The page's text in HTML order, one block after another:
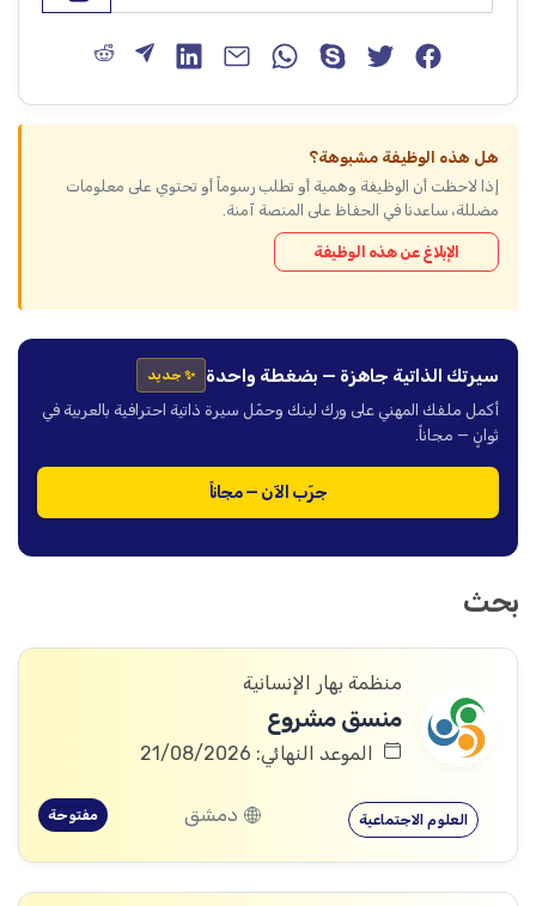
هل هذه الوظيفة مشبوهة؟
إذا لاحظت أن الوظيفة وهمية أو تطلب رسوماً أو تحتوي على معلومات
مضللة، ساعدنا في الحفاظ على المنصة آمنة.
الإبلاغ عن هذه الوظيفة
سيرتك الذاتية جاهزة — بضغطة واحدة ✨ جديد
أكمل ملفك المهني على ورك لينك وحمّل سيرة ذاتية احترافية بالعربية في
ثوانٍ — مجاناً.
جرّب الآن — مجاناً
بحث
منظمة بهار الإنسانية
منسق مشروع
الموعد النهائي: 21/08/2026
العلوم الاجتماعية دمشق مفتوحة